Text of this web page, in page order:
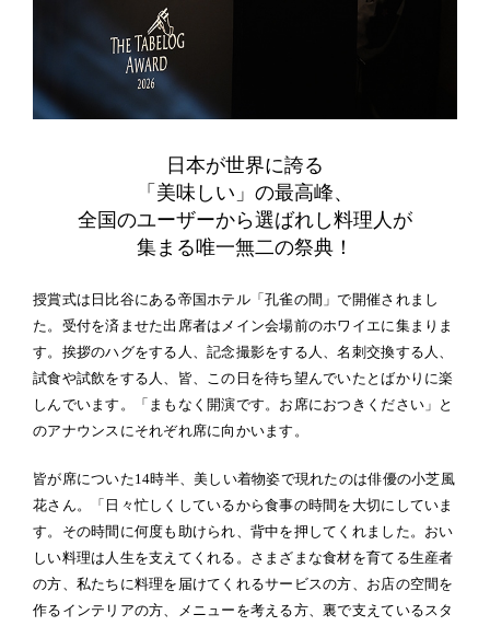
日本が世界に誇る
「美味しい」の最高峰、
全国のユーザーから選ばれし料理人が
集まる唯一無二の祭典！
授賞式は日比谷にある帝国ホテル「孔雀の間」で開催されまし
た。受付を済ませた出席者はメイン会場前のホワイエに集まりま
す。挨拶のハグをする人、記念撮影をする人、名刺交換する人、
試食や試飲をする人、皆、この日を待ち望んでいたとばかりに楽
しんでいます。「まもなく開演です。お席におつきください」と
のアナウンスにそれぞれ席に向かいます。
皆が席についた14時半、美しい着物姿で現れたのは俳優の小芝風
花さん。「日々忙しくしているから食事の時間を大切にしていま
す。その時間に何度も助けられ、背中を押してくれました。おい
しい料理は人生を支えてくれる。さまざまな食材を育てる生産者
の方、私たちに料理を届けてくれるサービスの方、お店の空間を
作るインテリアの方、メニューを考える方、裏で支えているスタ